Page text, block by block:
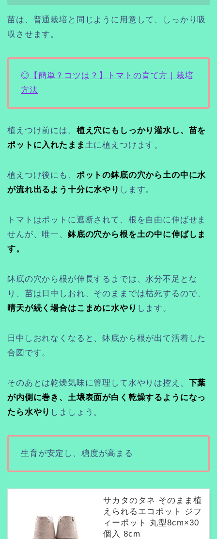
苗は、普通栽培と同じように用意して、しっかり吸
収させます。
◎【簡単？コツは？】トマトの育て方｜栽培
方法
植えつけ前には、 植え穴にもしっかり灌水し、苗を
ポットに入れたまま 土に植えつけます。
植えつけ後にも、 ポットの鉢底の穴から土の中に水
が流れ出るよう十分に水やり します。
トマトはポットに遮断されて、根を自由に伸ばせま
せんが、唯一、 鉢底の穴から根を土の中に伸ばしま
す。
鉢底の穴から根が伸長するまでは、水分不足とな
り、苗は日中しおれ、そのままでは枯死するので、
晴天が続く場合はこまめに水やり します。
日中しおれなくなると、鉢底から根が出て活着した
合図です。
そのあとは乾燥気味に管理して水やりは控え、 下葉
が内側に巻き、土壌表面が白く乾燥するようになっ
たら水やり しましょう。
生育が安定し、糖度が高まる
サカタのタネ そのまま植
えられるエコポット ジフ
ィーポット 丸型8cm×30
個入 8cm